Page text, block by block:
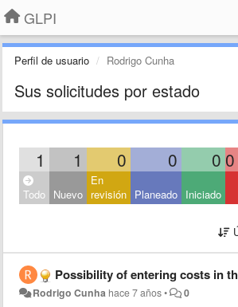
GLPI
Perfil de usuario Rodrigo Cunha
Sus solicitudes por estado
1 1 0 0 0 0
Todo Nuevo
En
revisión Planeado Iniciado
Possibility of entering costs in the
Rodrigo Cunha hace 7 años• 0